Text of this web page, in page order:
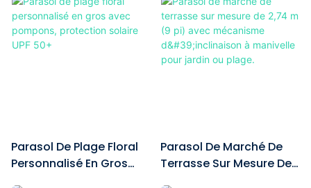
Parasol De Plage Floral
Personnalisé En Gros
Parasol De Marché De
Terrasse Sur Mesure De